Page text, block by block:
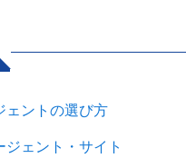
ェントの選び方
ェント・サイト